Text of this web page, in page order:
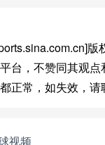
版
台，不赞同其观点
常，如失效，请
视频